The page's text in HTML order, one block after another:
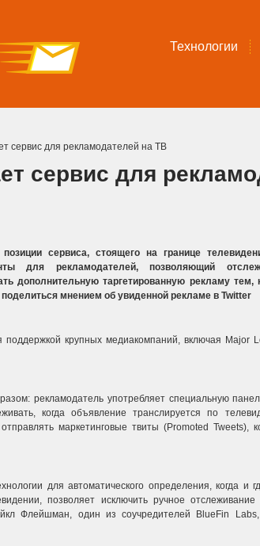
Технологии
сервис для рекламодателей на ТВ
сервис для
сервиса, стоящего на границе
для рекламодателей, позволяющий
дополнительную таргетированную рекламу тем,
мнением об увиденной рекламе в Twitter
поддержкой крупных медиакомпаний, включая Major
рекламодатель употребляет специальную
когда объявление транслируется по
маркетинговые твиты (Promoted Tweets),
для автоматического определения, когда и
позволяет исключить ручное
Флейшман, один из соучредителей BlueFin